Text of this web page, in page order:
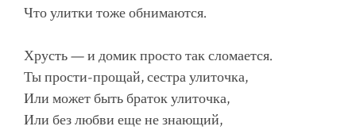
Что улитки тоже обнимаются.
Хрусть — и домик просто так сломается.
Ты прости-прощай, сестра улиточка,
Или может быть браток улиточка,
Или без любви еще не знающий,